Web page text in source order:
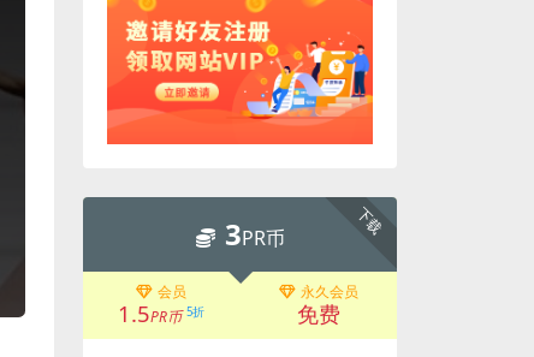
下载
3PR币
会员
1.5PR币 5折
永久会员
免费